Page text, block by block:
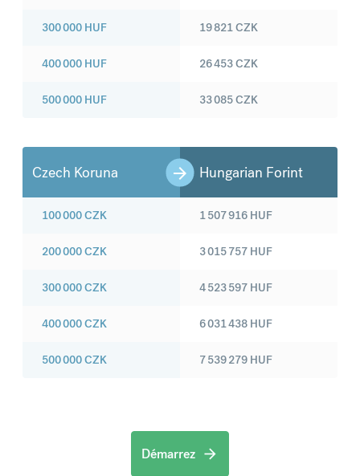
300 000 HUF
400 000 HUF
500 000 HUF
19 821CZK
26 453CZK
33 085CZK
Czech Koruna Hungarian Forint
100 000CZK
200 000CZK
300 000CZK
400 000CZK
500 000CZK
1 507 916 HUF
3 015 757 HUF
4 523 597 HUF
6 031 438 HUF
7 539 279 HUF
Démarrez